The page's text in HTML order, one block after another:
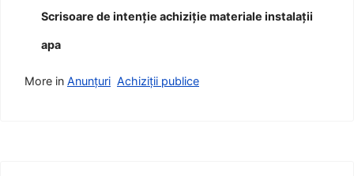
Scrisoare de intenție achiziție materiale instalații
apa
More in Anunțuri Achiziții publice